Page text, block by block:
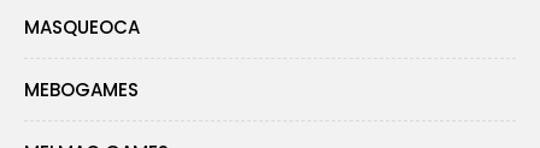
MASQUEOCA
MEBOGAMES